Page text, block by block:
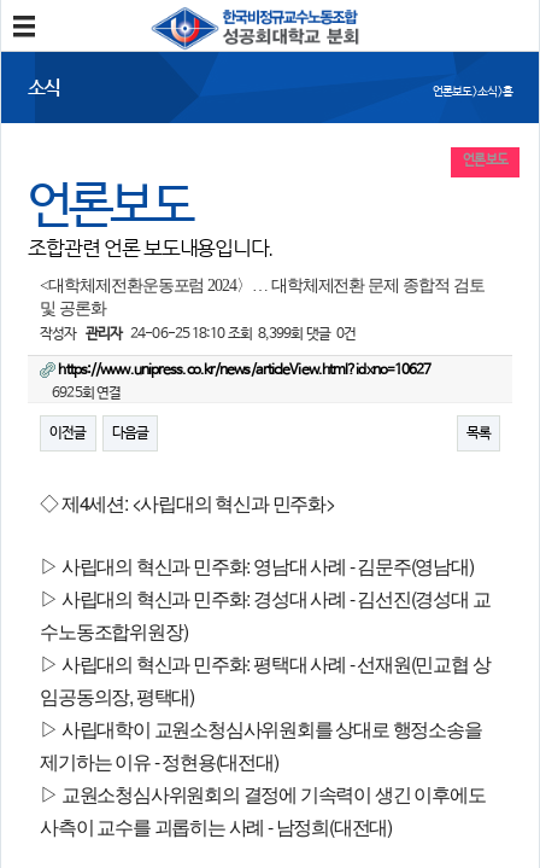
분회소개
소식
공지사항
언론보도
참여
자유게시판 건의사항
참고자료
의견
칼럼/기고 토론회자료
소식 언론보도 > 소식 > 홈
언론보도
조합관련 언론 보도내용입니다.
언론보도
<대학체제전환운동포럼 2024〉… 대학체제전환 문제 종합적 검토
및 공론화
작성자 관리자 24-06-25 18:10조회 8,399회 댓글 0건
https://www.unipress.co.kr/news/articleView.html?idxno=10627
6925회 연결
이전글 다음글 목록
◇ 제4세션: <사립대의 혁신과 민주화>
▷ 사립대의 혁신과 민주화: 영남대 사례 - 김문주(영남대)
▷ 사립대의 혁신과 민주화: 경성대 사례 - 김선진(경성대 교
수노동조합위원장)
▷ 사립대의 혁신과 민주화: 평택대 사례 - 선재원(민교협 상
임공동의장, 평택대)
▷ 사립대학이 교원소청심사위원회를 상대로 행정소송을
제기하는 이유 - 정현용(대전대)
▷ 교원소청심사위원회의 결정에 기속력이 생긴 이후에도
사측이 교수를 괴롭히는 사례 - 남정희(대전대)